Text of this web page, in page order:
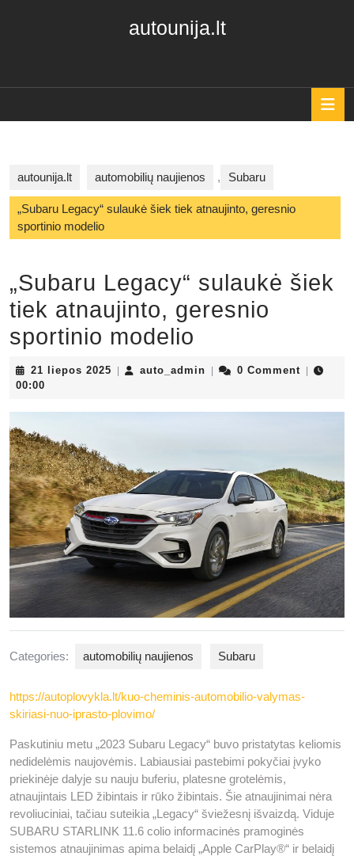
autounija.lt
autounija.lt automobilių naujienos , Subaru
„Subaru Legacy“ sulaukė šiek tiek atnaujinto, geresnio
sportinio modelio
„Subaru Legacy“ sulaukė šiek
tiek atnaujinto, geresnio
sportinio modelio
21 liepos 2025 21
auto_admin auto_admin
0 Comment
00:00
Categories: automobilių naujienos Subaru
https://autoplovykla.lt/kuo-cheminis-automobilio-valymas-
skiriasi-nuo-iprasto-plovimo/
Paskutiniu metu „2023 Subaru Legacy“ buvo pristatytas keliomis
nedidelėmis naujovėmis. Labiausiai pastebimi pokyčiai įvyko
priekinėje dalyje su nauju buferiu, platesne grotelėmis,
atnaujintais LED žibintais ir rūko žibintais. Šie atnaujinimai nėra
revoliuciniai, tačiau suteikia „Legacy“ šviežesnį išvaizdą. Viduje
SUBARU STARLINK 11.6 colio informacinės pramoginės
sistemos atnaujinimas apima belaidį „Apple CarPlay®“ ir belaidį